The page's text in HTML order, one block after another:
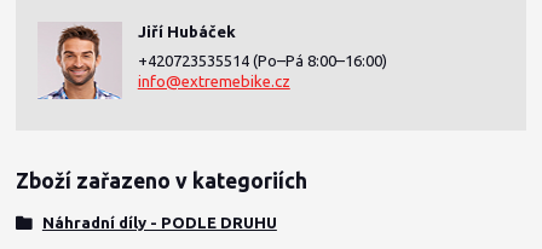
Jiří Hubáček
+420723535514 (Po–Pá 8:00–16:00)
info@extremebike.cz
Zboží zařazeno v kategoriích
Náhradní díly - PODLE DRUHU